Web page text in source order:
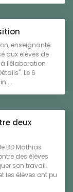
enseignante
aux élèves de
l'élaboration
Le 6
...
deux
BD Mathias
des élèves
son travail.
les élèves ont pu